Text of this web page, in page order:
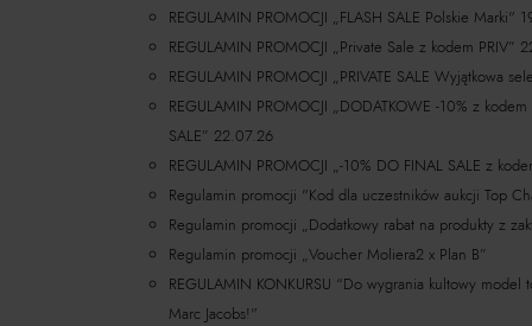
REGULAMIN PROMOCJI „FLASH SALE Polskie Marki"
REGULAMIN PROMOCJI „Private Sale z kodem PRIV”
REGULAMIN PROMOCJI „PRIVATE SALE Wyjątkowa
REGULAMIN PROMOCJI „DODATKOWE -10% z
SALE” 22.07.26
REGULAMIN PROMOCJI „-10% DO FINAL SALE z
Regulamin promocji "Kod dla uczestników aukcji Top
Regulamin promocji „Dodatkowy rabat na produkty z
Regulamin promocji „Voucher Moliera2 x Plan B”
REGULAMIN KONKURSU “Do wygrania kultowy model
Marc Jacobs!"